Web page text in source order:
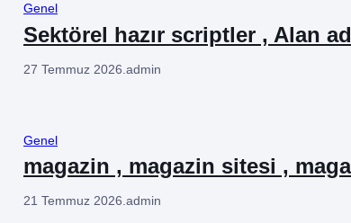
Genel
Sektörel hazır scriptler , Alan
27 Temmuz 2026 admin
Genel
magazin , magazin sitesi ,
21 Temmuz 2026 admin